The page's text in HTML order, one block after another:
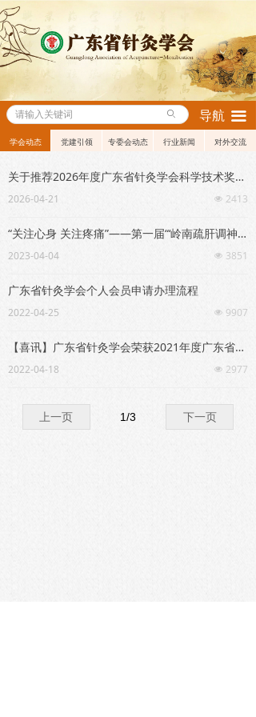
끀
ꄙ 导航
学会动态 党建引领 专委会动态 行业新闻 对外交流
关于推荐2026年度广东省针灸学会科学技术奖的通知
넶 2413
2026-04-21
“关注心身 关注疼痛”——第一届“‘岭南疏肝调神针灸’传承创新与研究应用”高端论坛成功举办
넶 3851
2023-04-04
广东省针灸学会个人会员申请办理流程
넶 9907
2022-04-25
【喜讯】广东省针灸学会荣获2021年度广东省科学技术奖二等奖2项！
넶 2977
2022-04-18
上一页 下一页
1/3